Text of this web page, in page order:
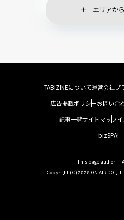
エリアか
TABIZINEについて運営会社プ
広告掲載ポリシーお問い合
記事一覧サイトマップ
bizSPA!
This page author :
Copyright (C) 2026 ON AIR